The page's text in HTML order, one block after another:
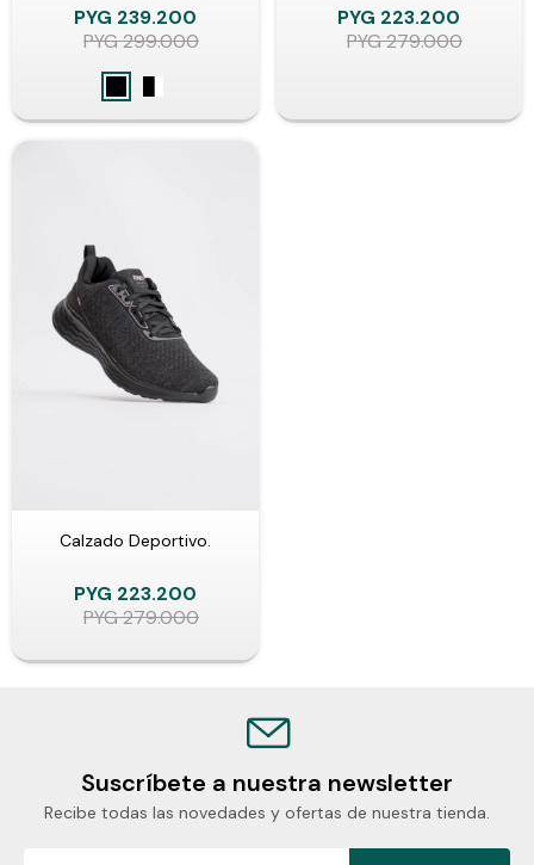
PYG 239.200
PYG299.000
PYG 223.200
PYG279.000
Calzado Deportivo.
PYG 223.200
PYG279.000
Suscríbete a nuestra newsletter
Recibe todas las novedades y ofertas de nuestra tienda.